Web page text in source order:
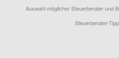
Auswahl möglicher Steuerberater und
Steuerberater-